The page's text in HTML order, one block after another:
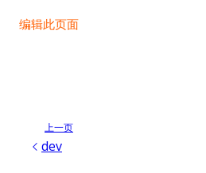
编辑此页面
上一页
dev